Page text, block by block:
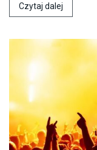
Czytaj dalej